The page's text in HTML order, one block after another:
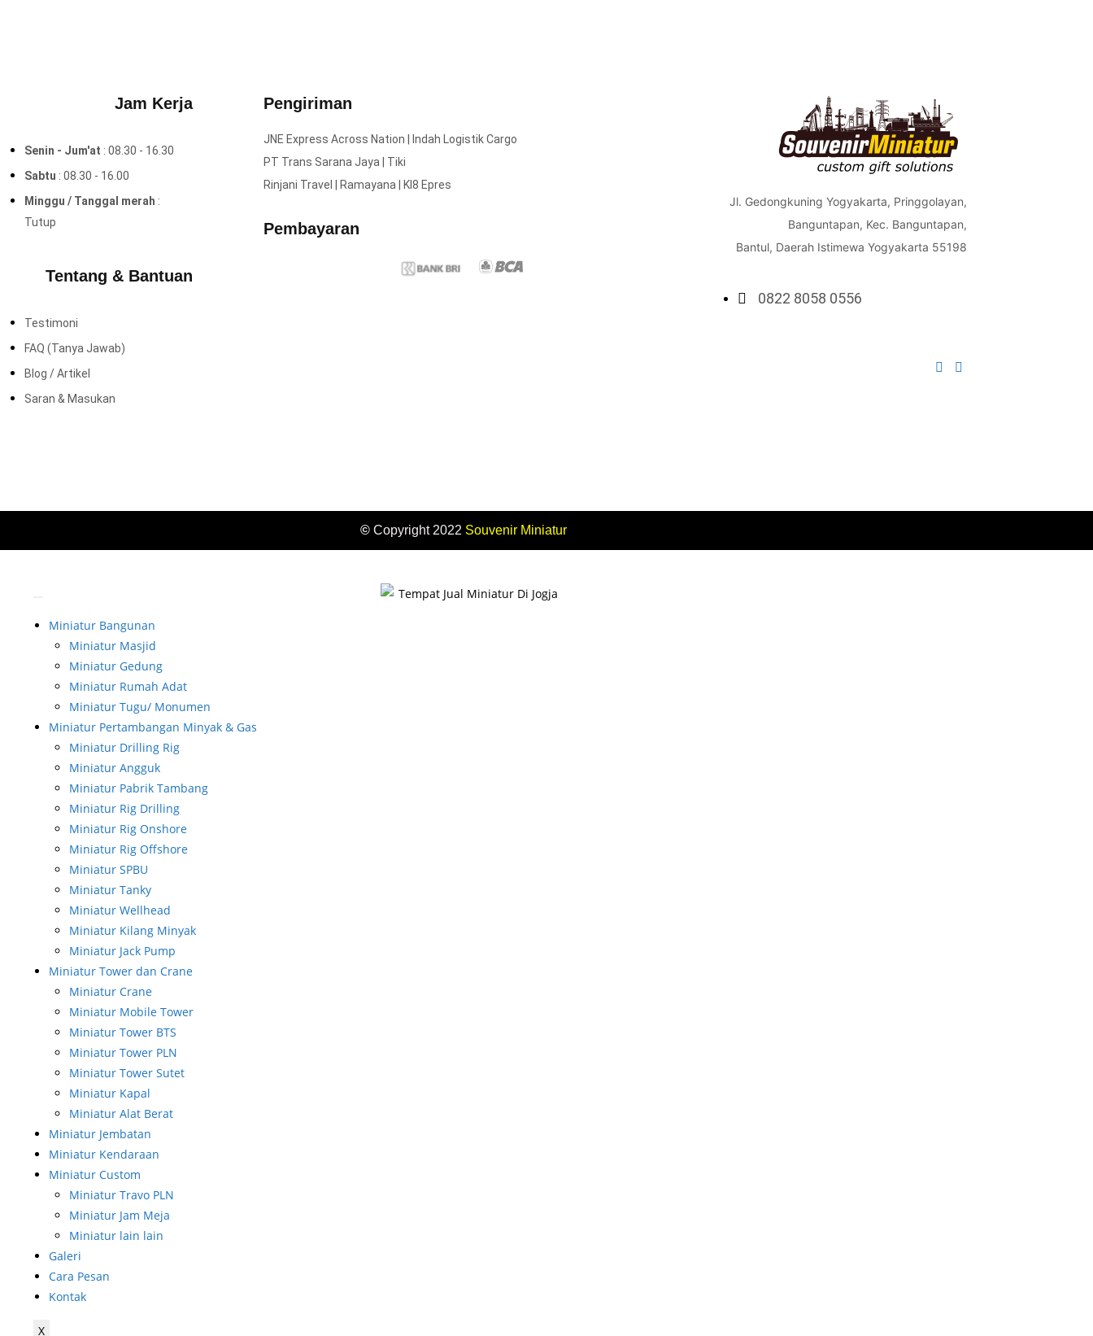
Jam Kerja
Senin - Jum'at : 08.30 - 16.30
Sabtu : 08.30 - 16.00
Minggu / Tanggal merah :
Tutup
Tentang & Bantuan
Testimoni
FAQ (Tanya Jawab)
Blog / Artikel
Saran & Masukan
Pengiriman
JNE Express Across Nation | Indah Logistik Cargo
PT Trans Sarana Jaya | Tiki
Rinjani Travel | Ramayana | KI8 Epres
Pembayaran
Jl. Gedongkuning Yogyakarta, Pringgolayan,
Banguntapan, Kec. Banguntapan,
Bantul, Daerah Istimewa Yogyakarta 55198
0822 8058 0556
© Copyright 2022 Souvenir Miniatur
Miniatur Bangunan
Miniatur Masjid
Miniatur Gedung
Miniatur Rumah Adat
Miniatur Tugu/ Monumen
Miniatur Pertambangan Minyak & Gas
Miniatur Drilling Rig
Miniatur Angguk
Miniatur Pabrik Tambang
Miniatur Rig Drilling
Miniatur Rig Onshore
Miniatur Rig Offshore
Miniatur SPBU
Miniatur Tanky
Miniatur Wellhead
Miniatur Kilang Minyak
Miniatur Jack Pump
Miniatur Tower dan Crane
Miniatur Crane
Miniatur Mobile Tower
Miniatur Tower BTS
Miniatur Tower PLN
Miniatur Tower Sutet
Miniatur Kapal
Miniatur Alat Berat
Miniatur Jembatan
Miniatur Kendaraan
Miniatur Custom
Miniatur Travo PLN
Miniatur Jam Meja
Miniatur lain lain
Galeri
Cara Pesan
Kontak
X